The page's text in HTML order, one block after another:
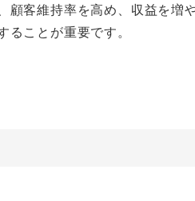
顧客維持率を高め、収益を増
ことが重要です。